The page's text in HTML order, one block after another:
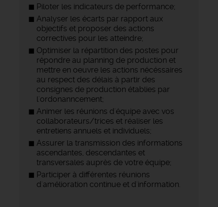
Piloter les indicateurs de performance;
Analyser les écarts par rapport aux
objectifs et proposer des actions
correctives pour les atteindre;
Optimiser la répartition des postes pour
répondre au planning de production et
mettre en oeuvre les actions nécéssaires
au respect des délais à partir des
consignes de production établies par
l'ordonanncement;
Animer les réunions d'équipe avec vos
collaborateurs/trices et réaliser les
entretiens annuels et individuels;
Assurer la transmission des informations
ascendantes, descendantes et
transversales auprès de votre équipe;
Participer à différentes réunions
d'amélioration continue et d'information.